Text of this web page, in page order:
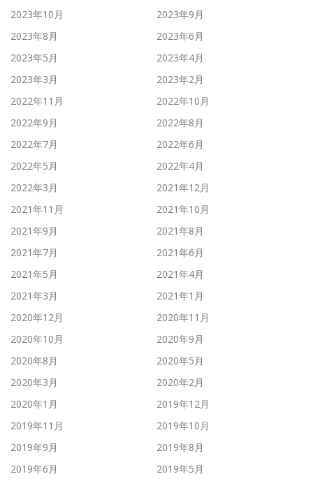
2023年10月
2023年9月
2023年8月
2023年6月
2023年5月
2023年4月
2023年3月
2023年2月
2022年11月
2022年10月
2022年9月
2022年8月
2022年7月
2022年6月
2022年5月
2022年4月
2022年3月
2021年12月
2021年11月
2021年10月
2021年9月
2021年8月
2021年7月
2021年6月
2021年5月
2021年4月
2021年3月
2021年1月
2020年12月
2020年11月
2020年10月
2020年9月
2020年8月
2020年5月
2020年3月
2020年2月
2020年1月
2019年12月
2019年11月
2019年10月
2019年9月
2019年8月
2019年6月
2019年5月